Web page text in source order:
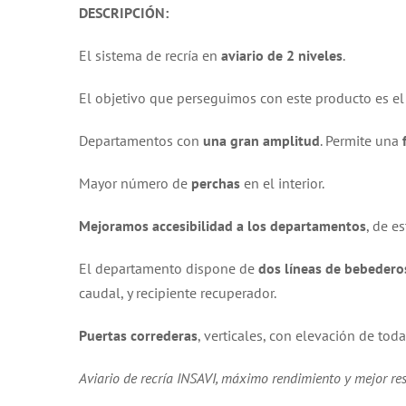
DESCRIPCIÓN:
El sistema de recría en aviario de 2 niveles.
El objetivo que perseguimos con este producto es el
Departamentos con una gran amplitud. Permite una
Mayor número de perchas en el interior.
Mejoramos accesibilidad a los departamentos, de
El departamento dispone de dos líneas de
caudal, y recipiente recuperador.
Puertas correderas, verticales, con elevación de
Aviario de recría INSAVI, máximo rendimiento y mejor